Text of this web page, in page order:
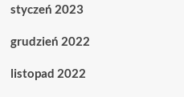
styczeń 2023
grudzień 2022
listopad 2022